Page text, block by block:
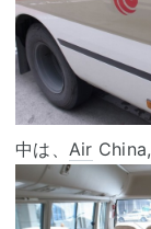
中は、 Air China,